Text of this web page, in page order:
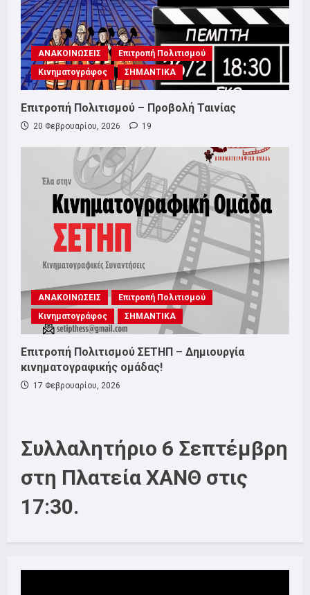
ΑΝΑΚΟΙΝΩΣΕΙΣ
Επιτροπή Πολιτισμού
Κινηματογράφος
ΣΗΜΑΝΤΙΚΑ
Επιτροπή Πολιτισμού – Προβολή Ταινίας
20 Φεβρουαρίου, 2026 19
ΑΝΑΚΟΙΝΩΣΕΙΣ
Επιτροπή Πολιτισμού
Κινηματογράφος
ΣΗΜΑΝΤΙΚΑ
Επιτροπή Πολιτισμού ΣΕΤΗΠ – Δημιουργία
κινηματογραφικής ομάδας!
17 Φεβρουαρίου, 2026
Συλλαλητήριο 6 Σεπτέμβρη
στη Πλατεία ΧΑΝΘ στις
17:30.